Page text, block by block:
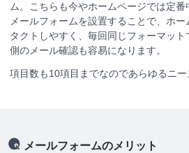
ム。こちらも今やホームページでは定番
メールフォームを設置することで、ホ
タクトしやすく、毎回同じフォーマッ
側のメール確認も容易になります。
項目数も10項目までなのであらゆるニー
メールフォームのメリット